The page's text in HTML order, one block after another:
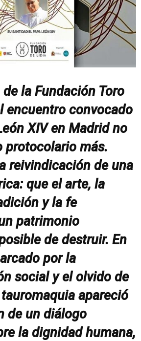
la Fundación Toro
encuentro convocado
XIV en Madrid no
protocolario más.
reivindicación de una
que el arte, la
y la fe
patrimonio
de destruir. En
por la
social y el olvido de
apareció
de un diálogo
la dignidad humana,